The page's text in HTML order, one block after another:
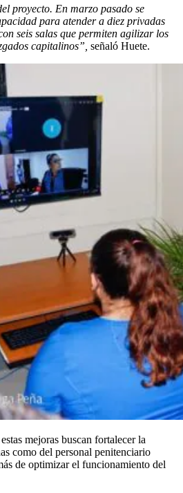
proyecto. En marzo pasado se
para atender a diez privadas
seis salas que permiten agilizar los
capitalinos”, señaló Huete.
mejoras buscan fortalecer la
como del personal penitenciario
de optimizar el funcionamiento del